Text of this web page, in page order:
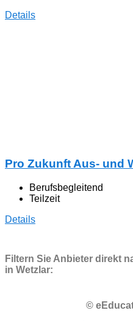
Details
Pro Zukunft Aus- und
Berufsbegleitend
Teilzeit
Details
Filtern Sie Anbieter direkt
in Wetzlar:
©